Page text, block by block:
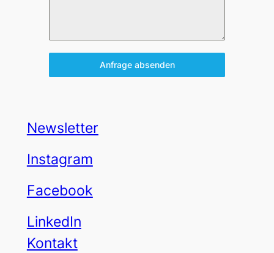
Anfrage absenden
Newsletter
Instagram
Facebook
LinkedIn
Kontakt